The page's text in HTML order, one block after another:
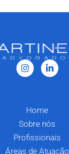
Home
Sobre nós
Profissionais
Áreas de Atuação